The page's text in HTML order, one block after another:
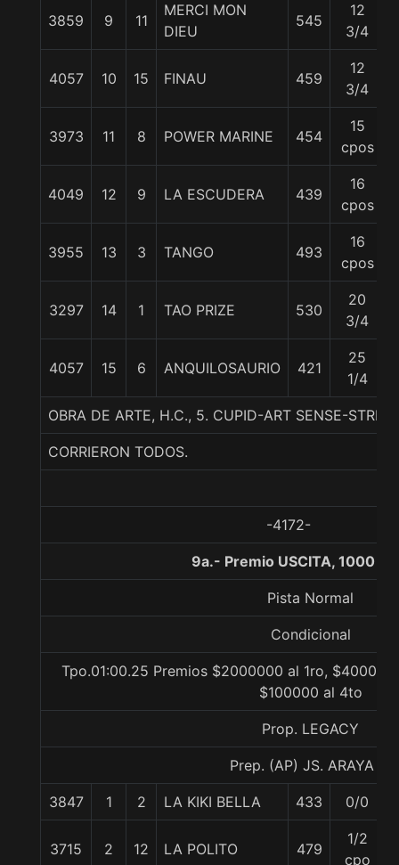
3859 9 11
MERCI MON
DIEU
545
12
3/4
4057 10 15 FINAU 459
12
3/4
3973 11 8 POWER MARINE 454
15
cpos
4049 12 9 LA ESCUDERA 439
16
cpos
3955 13 3 TANGO 493
16
cpos
3297 14 1 TAO PRIZE 530
20
3/4
4057 15 6 ANQUILOSAURIO 421
25
1/4
OBRA DE ARTE, H.C., 5. CUPID-ART SENSE-
CORRIERON TODOS.
-4172-
9a.- Premio USCITA, 1000
Pista Normal
Condicional
Tpo.01:00.25 Premios $2000000 al 1ro,
$100000 al 4to
Prop. LEGACY
Prep. (AP) JS. ARAYA B.
3847 1 2 LA KIKI BELLA 433 0/0
3715 2 12 LA POLITO 479
1/2
cpo